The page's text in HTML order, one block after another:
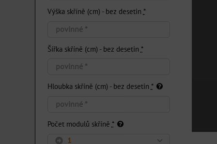
Výška skříně (cm) - bez desetin *
Šířka skříně (cm) - bez desetin *
Hloubka skříně (cm) - bez desetin *
Počet modulů skříně *